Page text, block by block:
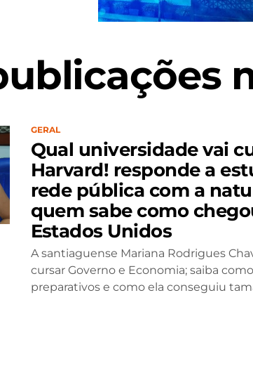
GERAL
Qual universidade vai
Harvard! responde a
rede pública com a
quem sabe como
Estados Unidos
A santiaguense Mariana Rodrigues
cursar Governo e Economia; saiba
preparativos e como ela conseguiu